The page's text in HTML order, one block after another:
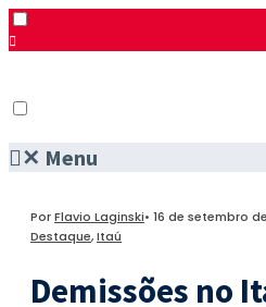
✕ Menu
PorFlavio Laginski• 16 de setembro
Destaque,Itaú
Demissões no